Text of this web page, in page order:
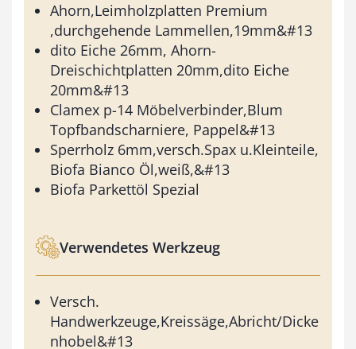
Ahorn,Leimholzplatten Premium
,durchgehende Lammellen,19mm&#13
dito Eiche 26mm, Ahorn-
Dreischichtplatten 20mm,dito Eiche
20mm&#13
Clamex p-14 Möbelverbinder,Blum
Topfbandscharniere, Pappel&#13
Sperrholz 6mm,versch.Spax u.Kleinteile,
Biofa Bianco Öl,weiß,&#13
Biofa Parkettöl Spezial
Verwendetes Werkzeug
Versch.
Handwerkzeuge,Kreissäge,Abricht/Dicke
nhobel&#13